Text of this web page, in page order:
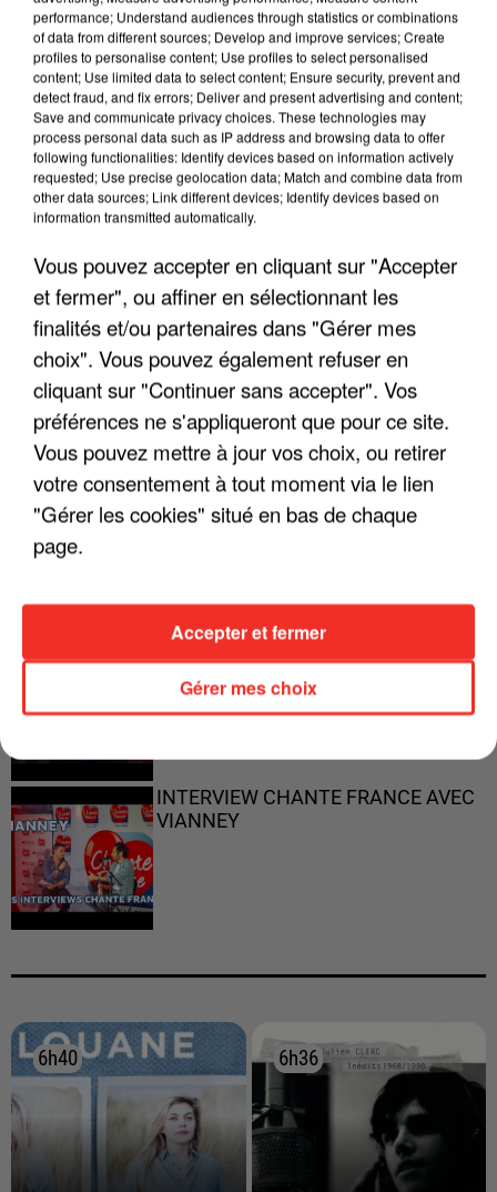
LES INTERVIEWS CHANTE
FRANCE
Voir plus
"JE SUIS À DISPOSITION DES
ENFOIRÉS"
"ON A TOUS LE TRAC"
"ON N'EST PAS DES PARENTS
PARFAITS"
"JE RESPIRE MIEUX SUR SCÈNE" -
INTERVIEW CHANTE FRANCE AVEC
VIANNEY
6h40
6h40 6h36
6h36
performance; Understand audiences through statistics or combinations
of data from different sources; Develop and improve services; Create
profiles to personalise content; Use profiles to select personalised
content; Use limited data to select content; Ensure security, prevent and
detect fraud, and fix errors; Deliver and present advertising and content;
Save and communicate privacy choices. These technologies may
process personal data such as IP address and browsing data to offer
following functionalities: Identify devices based on information actively
requested; Use precise geolocation data; Match and combine data from
other data sources; Link different devices; Identify devices based on
information transmitted automatically.
Vous pouvez accepter en cliquant sur "Accepter
et fermer", ou affiner en sélectionnant les
finalités et/ou partenaires dans "Gérer mes
choix". Vous pouvez également refuser en
cliquant sur "Continuer sans accepter". Vos
préférences ne s'appliqueront que pour ce site.
Vous pouvez mettre à jour vos choix, ou retirer
votre consentement à tout moment via le lien
"Gérer les cookies" situé en bas de chaque
page.
Gérer mes choix
Accepter et fermer